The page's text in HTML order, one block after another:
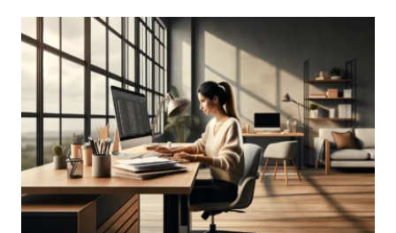
GUIA
COMPLETO
PARA
ESTUDANTES
EMPRESAS